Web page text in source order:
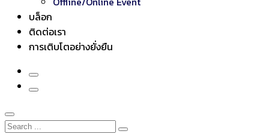
บล็อก
ติดต่อเรา
การเติบโตอย่างยั่งยืน